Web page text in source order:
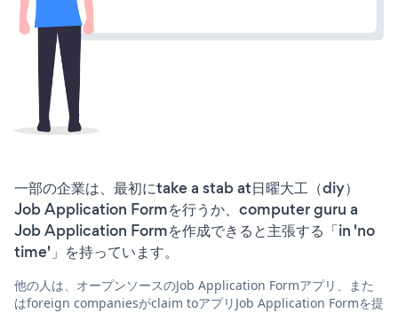
一部の企業は、最初にtake a stab at日曜大工（diy）
Job Application Formを行うか、computer guru a
Job Application Formを作成できると主張する「in 'no
time'」を持っています。
他の人は、オープンソースのJob Application Formアプリ、また
はforeign companiesがclaim toアプリJob Application Formを提